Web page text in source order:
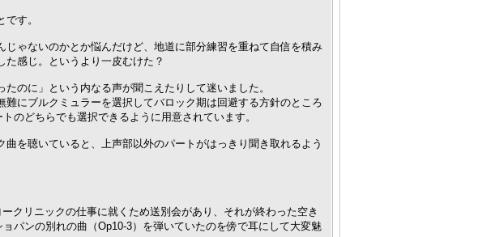
す。
ゃないのかとか悩んだけど、地道に部分練習を重ねて自信を積み
感じ。というより一皮むけた？
のに」という内なる声が聞こえたりして迷いました。
にブルクミュラーを選択してバロック期は回避する方針のところ
のどちらでも選択できるように用意されています。
を聴いていると、上声部以外のパートがはっきり聞き取れるよう
クリニックの仕事に就くため送別会があり、それが終わった空き
パンの別れの曲（Op10-3）を弾いていたのを傍で耳にして大変魅